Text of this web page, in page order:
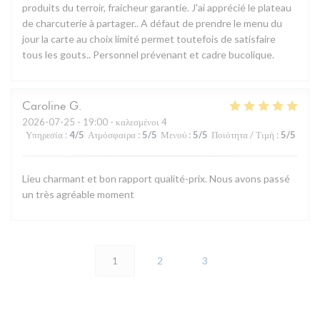
produits du terroir, fraicheur garantie. J'ai apprécié le plateau
de charcuterie à partager.. A défaut de prendre le menu du
jour la carte au choix limité permet toutefois de satisfaire
tous les gouts.. Personnel prévenant et cadre bucolique.
Caroline G
2026-07-25 - 19:00 - καλεσμένοι 4
Υπηρεσία : 4/5 Ατμόσφαιρα : 5/5 Μενού : 5/5 Ποιότητα / Τιμή : 5/5
Lieu charmant et bon rapport qualité-prix. Nous avons passé
un très agréable moment
1 2 3